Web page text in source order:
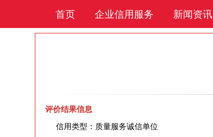
首页 企业信用服务 新闻资讯
评价结果信息
信用类型：质量服务诚信单位